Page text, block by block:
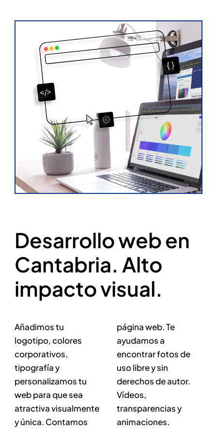
Desarrollo web en
Cantabria. Alto
impacto visual.
Añadimos tu
logotipo, colores
corporativos,
tipografía y
personalizamos tu
web para que sea
atractiva visualmente
y única. Contamos
página web. Te
ayudamos a
encontrar fotos de
uso libre y sin
derechos de autor.
Vídeos,
transparencias y
animaciones.